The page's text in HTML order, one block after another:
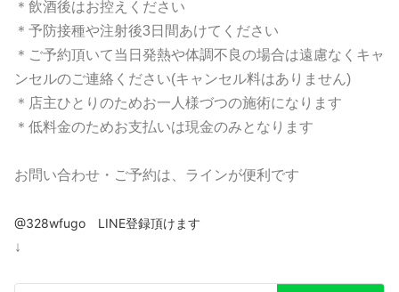
＊飲酒後はお控えください
＊予防接種や注射後3日間あけてください
＊ご予約頂いて当日発熱や体調不良の場合は遠慮なくキャ
ンセルのご連絡ください(キャンセル料はありません)
＊店主ひとりのためお一人様づつの施術になります
＊低料金のためお支払いは現金のみとなります
お問い合わせ・ご予約は、ラインが便利です
@328wfugo LINE登録頂けます
↓